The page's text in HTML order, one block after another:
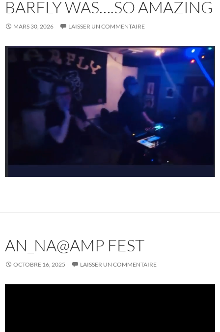
BARFLY WAS….SO AMAZING
MARS 30, 2026 LAISSER UN COMMENTAIRE
AN_NA@AMP FEST
OCTOBRE 16, 2025 LAISSER UN COMMENTAIRE